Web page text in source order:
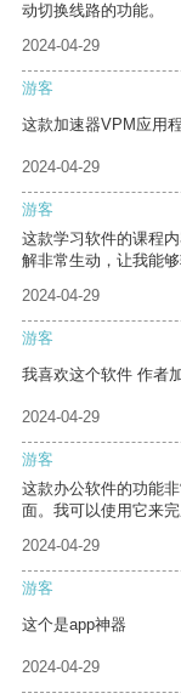
动切换线路的功能。
2024-04-29
游客
这款加速器VPM应用
2024-04-29
游客
这款学习软件的课程
解非常生动，让我能够
2024-04-29
游客
我喜欢这个软件 作者
2024-04-29
游客
这款办公软件的功能
面。我可以使用它来
2024-04-29
游客
这个是app神器
2024-04-29